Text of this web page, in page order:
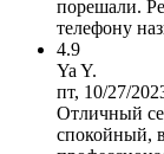
порешали.
телефону
4.9
Ya Y.
пт, 10/27/
Отличный
спокойный,